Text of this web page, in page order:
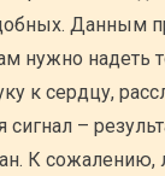
Данным
нужно надеть
к сердцу,
сигнал –
К